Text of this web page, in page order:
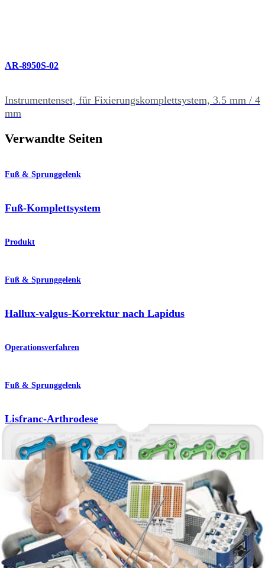
AR-8950S-02
Instrumentenset, für Fixierungskomplettsystem, 3.5 mm / 4
mm
Verwandte Seiten
Fuß & Sprunggelenk
Fuß-Komplettsystem
Produkt
Fuß & Sprunggelenk
Hallux-valgus-Korrektur nach Lapidus
Operationsverfahren
Fuß & Sprunggelenk
Lisfranc-Arthrodese
Operationsverfahren
Fuß & Sprunggelenk
Mittelfuß-Plattenmodul
Produkt